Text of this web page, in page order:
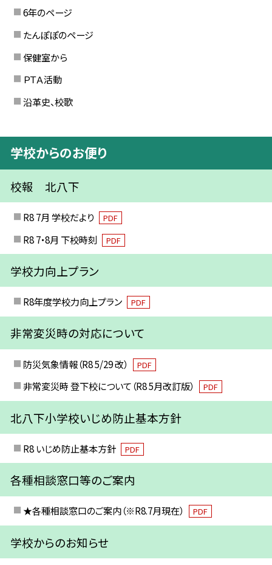
6年のページ
たんぽぽのページ
保健室から
ＰＴＡ活動
沿革史、校歌
学校からのお便り
校報 北八下
R8 7月 学校だより PDF
R8 7・8月 下校時刻 PDF
学校力向上プラン
R8年度学校力向上プラン PDF
非常変災時の対応について
防災気象情報（R8 5/29 改） PDF
非常変災時 登下校について（R8 5月改訂版） PDF
北八下小学校いじめ防止基本方針
R8 いじめ防止基本方針 PDF
各種相談窓口等のご案内
★各種相談窓口のご案内（※R8.7月現在） PDF
学校からのお知らせ